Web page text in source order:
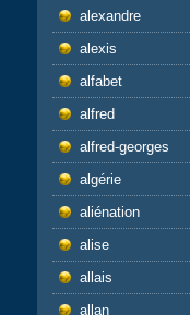
alexandre
alexis
alfabet
alfred
alfred-georges
algérie
aliénation
alise
allais
allan